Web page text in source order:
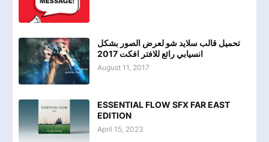
تحميل قالب سلايد شو لعرض الصور بشكل
انسيابي رائع للافتر افكت 2017
August 11, 2017
ESSENTIAL FLOW SFX FAR EAST
EDITION
April 15, 2023